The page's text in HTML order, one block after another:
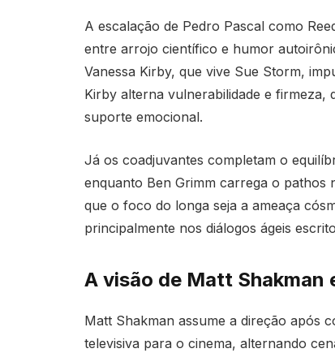
A escalação de Pedro Pascal como
entre arrojo científico e humor
Vanessa Kirby, que vive Sue Storm,
Kirby alterna vulnerabilidade e firmeza,
suporte emocional.
Já os coadjuvantes completam o
enquanto Ben Grimm carrega o pathos
que o foco do longa seja a ameaça
principalmente nos diálogos ágeis
A visão de Matt
Matt Shakman assume a direção após
televisiva para o cinema, alternando